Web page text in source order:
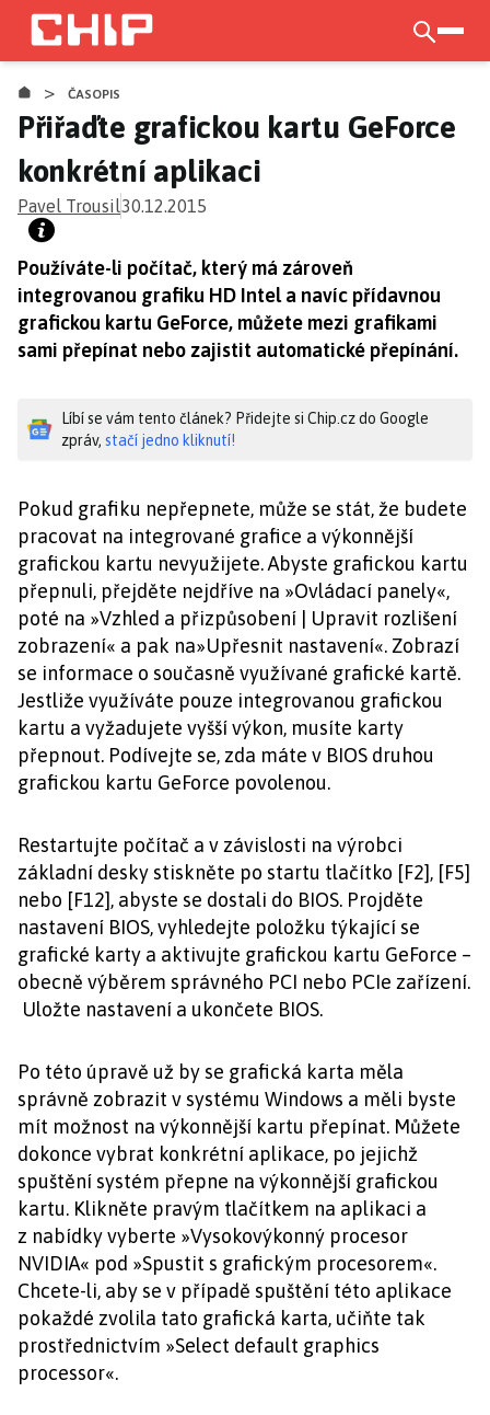
Přejít
hlavnímu
obsahu
> ČASOPIS
Přiřaďte grafickou kartu GeForce
konkrétní aplikaci
Pavel Trousil30.12.2015
Používáte-li počítač, který má zároveň
integrovanou grafiku HD Intel a navíc přídavnou
grafickou kartu GeForce, můžete mezi grafikami
sami přepínat nebo zajistit automatické přepínání.
Líbí se vám tento článek? Přidejte si Chip.cz do Google
zpráv, stačí jedno kliknutí!
Pokud grafiku nepřepnete, může se stát, že budete
pracovat na integrované grafice a výkonnější
grafickou kartu nevyužijete. Abyste grafickou kartu
přepnuli, přejděte nejdříve na »Ovládací panely«,
poté na »Vzhled a přizpůsobení | Upravit rozlišení
zobrazení« a pak na»Upřesnit nastavení«. Zobrazí
se informace o současně využívané grafické kartě.
Jestliže využíváte pouze integrovanou grafickou
kartu a vyžadujete vyšší výkon, musíte karty
přepnout. Podívejte se, zda máte v BIOS druhou
grafickou kartu GeForce povolenou.
Restartujte počítač a v závislosti na výrobci
základní desky stiskněte po startu tlačítko [F2], [F5]
nebo [F12], abyste se dostali do BIOS. Projděte
nastavení BIOS, vyhledejte položku týkající se
grafické karty a aktivujte grafickou kartu GeForce –
obecně výběrem správného PCI nebo PCIe zařízení.
Uložte nastavení a ukončete BIOS.
Po této úpravě už by se grafická karta měla
správně zobrazit v systému Windows a měli byste
mít možnost na výkonnější kartu přepínat. Můžete
dokonce vybrat konkrétní aplikace, po jejichž
spuštění systém přepne na výkonnější grafickou
kartu. Klikněte pravým tlačítkem na aplikaci a
z nabídky vyberte »Vysokovýkonný procesor
NVIDIA« pod »Spustit s grafickým procesorem«.
Chcete-li, aby se v případě spuštění této aplikace
pokaždé zvolila tato grafická karta, učiňte tak
prostřednictvím »Select default graphics
processor«.